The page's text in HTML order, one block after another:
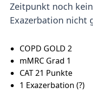
Zeitpunkt noch
Exazerbation nicht
COPD GOLD 2
mMRC Grad 1
CAT 21 Punkte
1 Exazerbation (?)